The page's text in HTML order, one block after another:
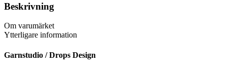
Beskrivning
Om varumärket
Ytterligare information
Garnstudio / Drops Design